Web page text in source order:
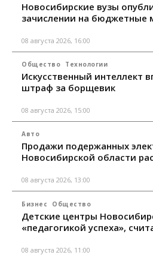
Новосибирские вузы
зачислении на бюджетные
08 августа 2026, 16:00
Общество Технологии
Искусственный интеллект
штраф за борщевик
08 августа 2026, 15:00
Авто
Продажи подержанных
Новосибирской области
08 августа 2026, 13:00
Бизнес Общество
Детские центры
«педагогикой успеха»,
08 августа 2026, 11:00